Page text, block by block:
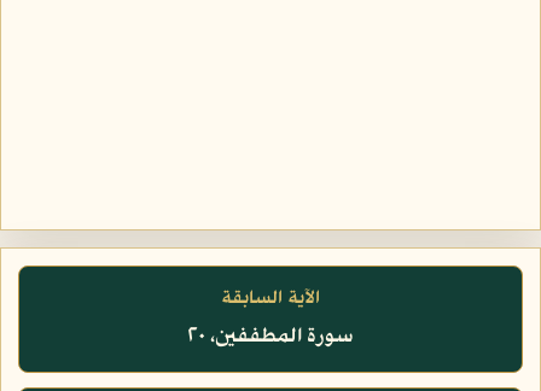
الآية السابقة
سورة المطففين، ٢٠